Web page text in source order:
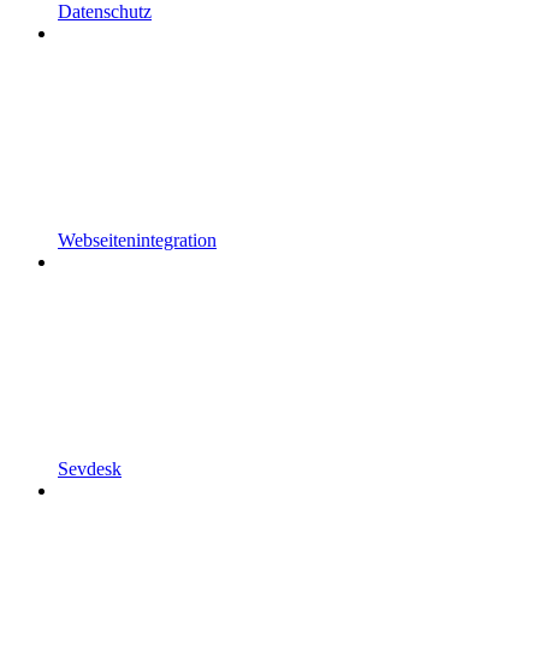
Datenschutz
Webseitenintegration
Sevdesk